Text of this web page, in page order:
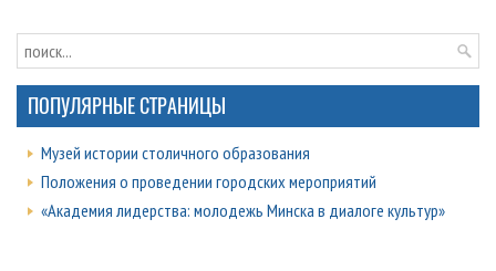
ПОПУЛЯРНЫЕ СТРАНИЦЫ
Музей истории столичного образования
Положения о проведении городских мероприятий
«Академия лидерства: молодежь Минска в диалоге культур»